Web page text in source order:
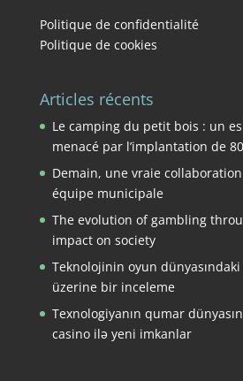
Politique de confidentialité
Politique de cookies
Articles récents
Le camping du petit bois : un
menacé par l’implantation de
Demain, une vraie
équipe municipale
The evolution of gambling
impact on society
Teknolojinin oyun
üzerine bir inceleme
Texnologiyanın qumar
casino ilə yeni imkanlar